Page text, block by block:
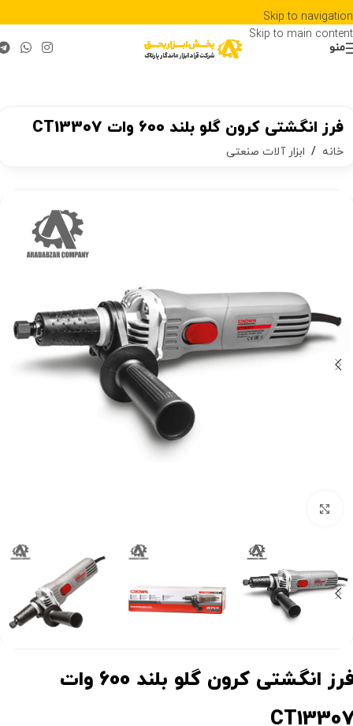
Skip to navigation
Skip to main content
منو
فرز انگشتی کرون گلو بلند 600 وات CT13307
خانه / ابزار آلات صنعتی
فرز انگشتی کرون گلو بلند 600 وات